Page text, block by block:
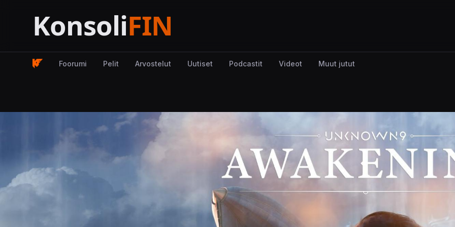
Foorumi Pelit Arvostelut Uutiset Podcastit Videot Muut jutut